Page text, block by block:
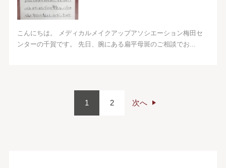
こんにちは。 メディカルメイクアップアソシエーション梅田セ
ンターの千賀です。 先日、腕にある扁平母斑のご相談でお...
1 2 次へ